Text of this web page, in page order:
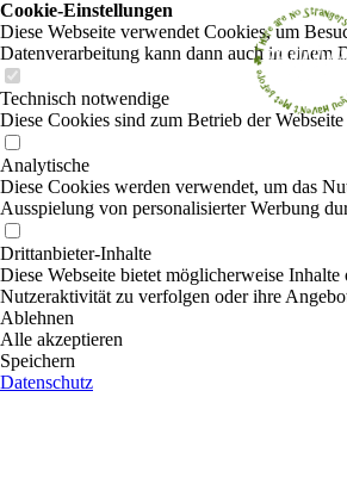
Cookie-Einstellungen
Diese Webseite verwendet Cookies, um
Datenverarbeitung kann dann auch in einem
Technisch notwendige
Diese Cookies sind zum Betrieb der
Analytische
Diese Cookies werden verwendet, um das
Ausspielung von personalisierter Werbung
Drittanbieter-Inhalte
Diese Webseite bietet möglicherweise
Nutzeraktivität zu verfolgen oder ihre
Ablehnen
Alle akzeptieren
Speichern
Datenschutz